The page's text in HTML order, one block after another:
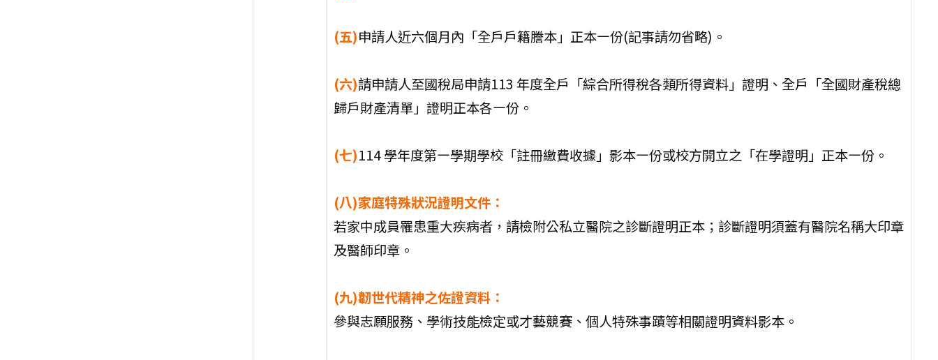
(五)申請人近六個月內「全戶戶籍謄本」正本㇐份(記事請勿省略)。
(六)請申請人至國稅局申請113 年度全戶「綜合所得稅各類所得資料」證明、全戶「全國財產稅總
歸戶財產清單」證明正本各㇐份。
(七)114 學年度第㇐學期學校「註冊繳費收據」影本㇐份或校方開立之「在學證明」正本㇐份。
(八)家庭特殊狀況證明文件：
若家中成員罹患重大疾病者，請檢附公私立醫院之診斷證明正本；診斷證明須蓋有醫院名稱大印章
及醫師印章。
(九)韌世代精神之佐證資料：
參與志願服務、學術技能檢定或才藝競賽、個人特殊事蹟等相關證明資料影本。